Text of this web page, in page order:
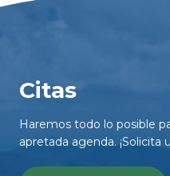
Citas
Haremos todo lo posible
apretada agenda. ¡Solicita